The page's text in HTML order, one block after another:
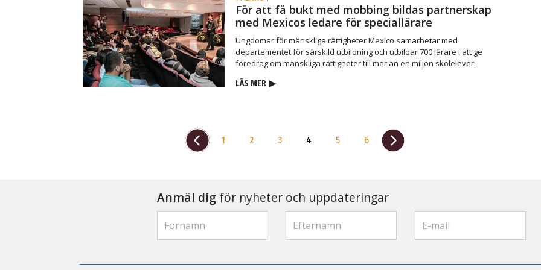
För att få bukt med mobbing bildas partnerskap
med Mexicos ledare för speciallärare
Ungdomar för mänskliga rättigheter Mexico samarbetar med
departementet för särskild utbildning och utbildar 700 lärare i att ge
föredrag om mänskliga rättigheter till mer än en miljon skolelever.
LÄS MER ▶
1 2 3 4 5 6
Anmäl digför nyheter och uppdateringar